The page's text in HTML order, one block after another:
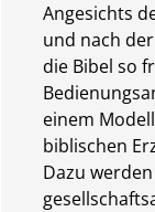
Angesichts
und nach
die Bibel so
einem
biblischen
Dazu